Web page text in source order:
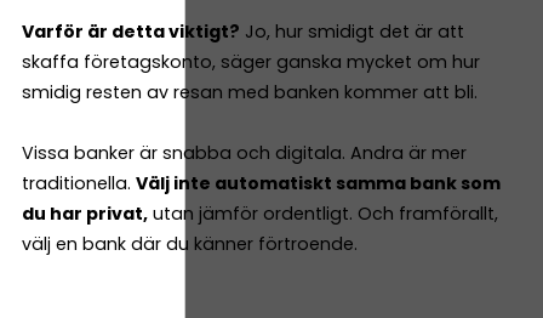
Varför är detta viktigt? Jo, hur smidigt det är att
skaffa företagskonto, säger ganska mycket om hur
smidig resten av resan med banken kommer att bli.
Vissa banker är snabba och digitala. Andra är mer
traditionella. Välj inte automatiskt samma bank som
du har privat, utan jämför ordentligt. Och framförallt,
välj en bank där du känner förtroende.